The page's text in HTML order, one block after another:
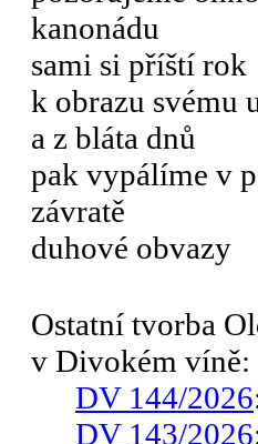
kanonádu
sami si příští rok
k obrazu svému
a z bláta dnů
pak vypálíme v
závratě
duhové obvazy
Ostatní tvorba
v Divokém víně:
DV 144/2026
DV 143/2026